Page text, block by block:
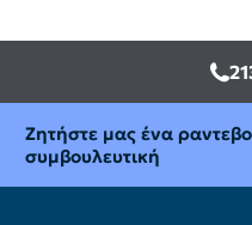
Ζητήστε μας ένα
συμβουλευτική